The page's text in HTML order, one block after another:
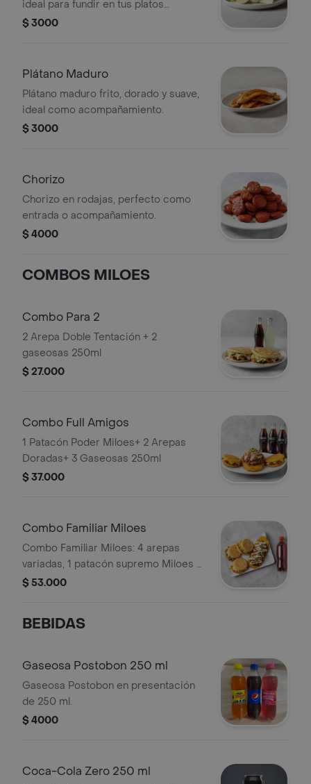
ideal para fundir en tus platos
favoritos.
$ 3000
Plátano Maduro
Plátano maduro frito, dorado y suave,
ideal como acompañamiento.
$ 3000
Chorizo
Chorizo en rodajas, perfecto como
entrada o acompañamiento.
$ 4000
COMBOS MILOES
Combo Para 2
2 Arepa Doble Tentación + 2
gaseosas 250ml
$ 27.000
Combo Full Amigos
1 Patacón Poder Miloes+ 2 Arepas
Doradas+ 3 Gaseosas 250ml
$ 37.000
Combo Familiar Miloes
Combo Familiar Miloes: 4 arepas
variadas, 1 patacón supremo Miloes y
1 gaseosa Coca-Cola de 1 litro.
$ 53.000
BEBIDAS
Gaseosa Postobon 250 ml
Gaseosa Postobon en presentación
de 250 ml.
$ 4000
Coca-Cola Zero 250 ml